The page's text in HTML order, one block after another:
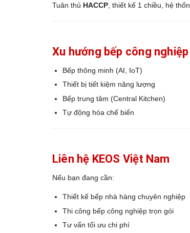
Tuân thủ HACCP , thiết kế 1 chiều, hệ
Xu hướng bếp công
Bếp thông minh (AI, IoT)
Thiết bị tiết kiệm năng lượng
Bếp trung tâm (Central Kitchen)
Tự động hóa chế biến
Liên hệ KEOS Việt Nam
Nếu bạn đang cần:
Thiết kế bếp nhà hàng chuyên nghiệp
Thi công bếp công nghiệp trọn gói
Tư vấn tối ưu chi phí